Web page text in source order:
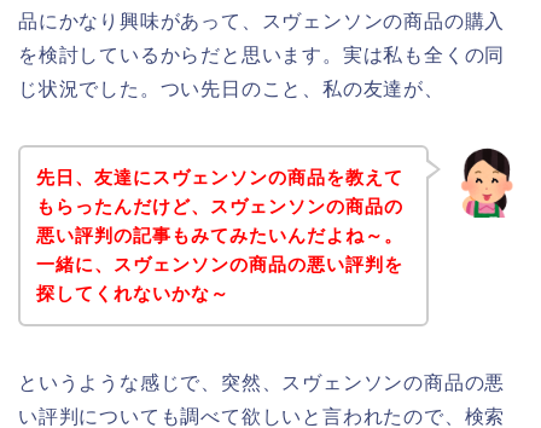
品にかなり興味があって、スヴェンソンの商品の購入
を検討しているからだと思います。実は私も全くの同
じ状況でした。つい先日のこと、私の友達が、
先日、友達にスヴェンソンの商品を教えて
もらったんだけど、スヴェンソンの商品の
悪い評判の記事もみてみたいんだよね～。
一緒に、スヴェンソンの商品の悪い評判を
探してくれないかな～
というような感じで、突然、スヴェンソンの商品の悪
い評判についても調べて欲しいと言われたので、検索